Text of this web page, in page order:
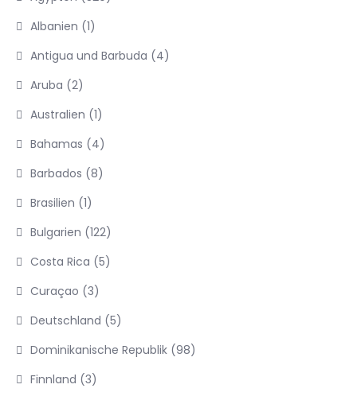
Albanien (1)
Antigua und Barbuda (4)
Aruba (2)
Australien (1)
Bahamas (4)
Barbados (8)
Brasilien (1)
Bulgarien (122)
Costa Rica (5)
Curaçao (3)
Deutschland (5)
Dominikanische Republik (98)
Finnland (3)